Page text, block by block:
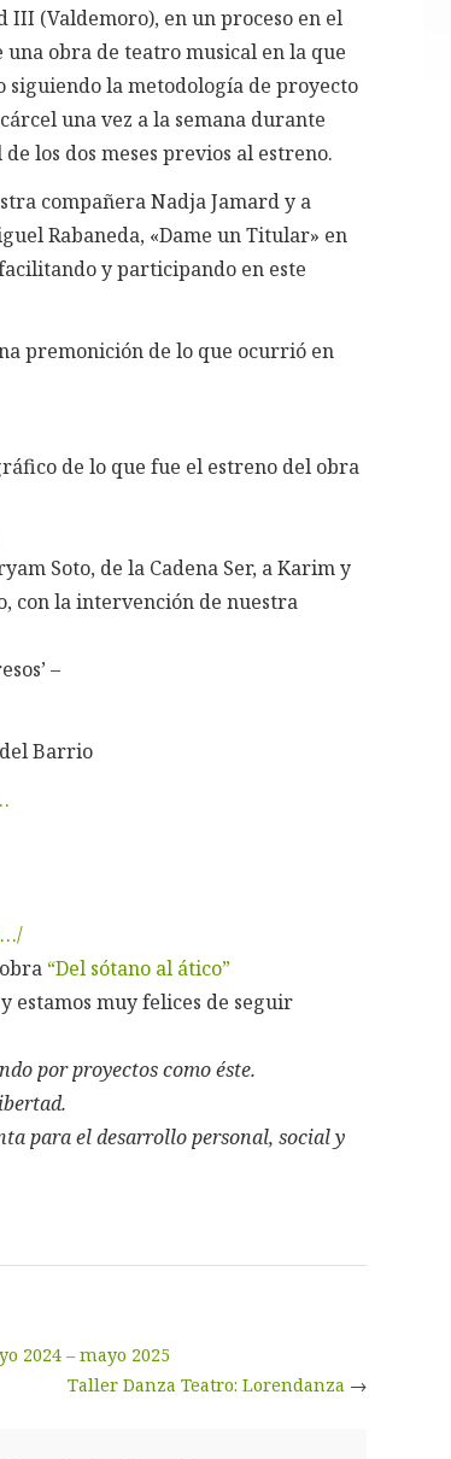
(Valdemoro), en un proceso en el
una obra de teatro musical en la que
la metodología de proyecto
una vez a la semana durante
los dos meses previos al estreno.
compañera Nadja Jamard y a
Rabaneda, «Dame un Titular» en
y participando en este
premonición de lo que ocurrió en
de lo que fue el estreno del obra
Soto, de la Cadena Ser, a Karim y
con la intervención de nuestra
–
Barrio
“Del sótano al ático”
estamos muy felices de seguir
por proyectos como éste.
para el desarrollo personal, social y
2024 – mayo 2025
Taller Danza Teatro: Lorendanza →